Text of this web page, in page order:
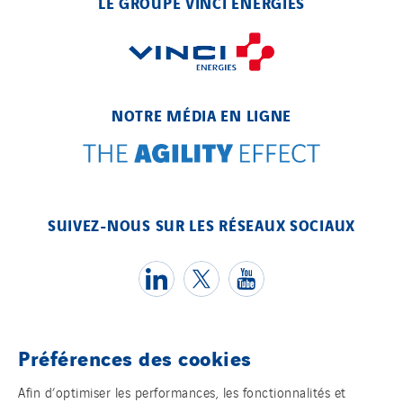
NOTRE MÉDIA EN LIGNE
SUIVEZ-NOUS SUR LES RÉSEAUX SOCIAUX
Témoins
Elektro Stiller
Emil Lundgren
Enertech
Entreprise IEP
Fournié Grospaud Smart Building
France Ingénierie Process
Frimeca
Préférences des cookies
Afin d’optimiser les performances, les fonctionnalités et